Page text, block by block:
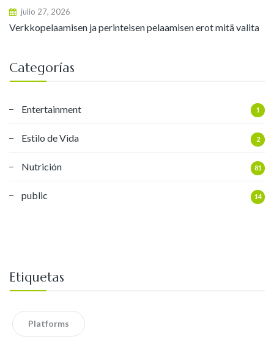
julio 27, 2026
Verkkopelaamisen ja perinteisen pelaamisen erot mitä valita
Categorías
Entertainment 1
Estilo de Vida 2
Nutrición 81
public 14
Etiquetas
Platforms